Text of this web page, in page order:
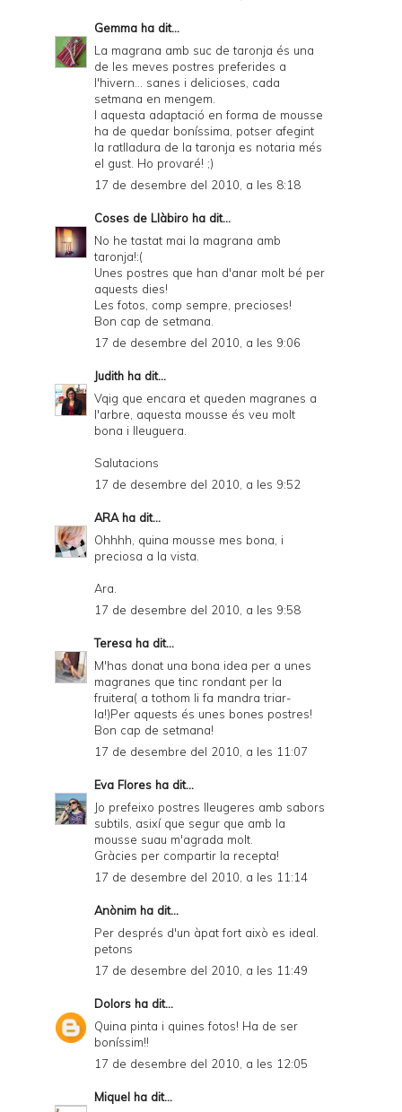
Gemma ha dit...
La magrana amb suc de taronja és una
de les meves postres preferides a
l'hivern... sanes i delicioses, cada
setmana en mengem.
I aquesta adaptació en forma de mousse
ha de quedar boníssima, potser afegint
la ratlladura de la taronja es notaria més
el gust. Ho provaré! ;)
17 de desembre del 2010, a les 8:18
Coses de Llàbiro ha dit...
No he tastat mai la magrana amb
taronja!:(
Unes postres que han d'anar molt bé per
aquests dies!
Les fotos, comp sempre, precioses!
Bon cap de setmana.
17 de desembre del 2010, a les 9:06
Judith ha dit...
Vqig que encara et queden magranes a
l'arbre, aquesta mousse és veu molt
bona i lleuguera.
Salutacions
17 de desembre del 2010, a les 9:52
ARAha dit...
Ohhhh, quina mousse mes bona, i
preciosa a la vista.
Ara.
17 de desembre del 2010, a les 9:58
Teresa ha dit...
M'has donat una bona idea per a unes
magranes que tinc rondant per la
fruitera( a tothom li fa mandra triar-
la!)Per aquests és unes bones postres!
Bon cap de setmana!
17 de desembre del 2010, a les 11:07
Eva Flores ha dit...
Jo prefeixo postres lleugeres amb sabors
subtils, asixí que segur que amb la
mousse suau m'agrada molt.
Gràcies per compartir la recepta!
17 de desembre del 2010, a les 11:14
Anònim ha dit...
Per després d'un àpat fort això es ideal.
petons
17 de desembre del 2010, a les 11:49
Dolors ha dit...
Quina pinta i quines fotos! Ha de ser
boníssim!!
17 de desembre del 2010, a les 12:05
Miquel ha dit...